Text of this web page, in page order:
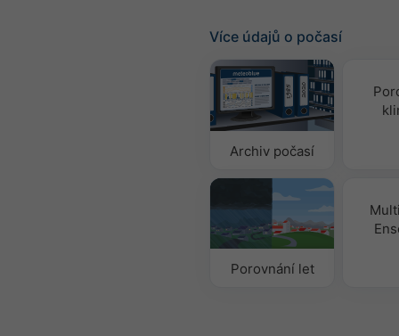
Více údajů o počasí
Archiv počasí
Porovnání let